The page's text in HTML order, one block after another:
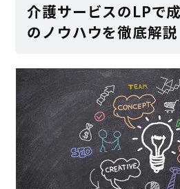
介護サービスのLPで
のノウハウを徹底解説